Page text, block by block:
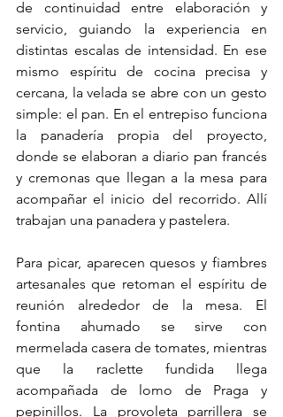
de continuidad entre elaboración y
servicio, guiando la experiencia en
distintas escalas de intensidad. En ese
mismo espíritu de cocina precisa y
cercana, la velada se abre con un gesto
simple: el pan. En el entrepiso funciona
la panadería propia del proyecto,
donde se elaboran a diario pan francés
y cremonas que llegan a la mesa para
acompañar el inicio del recorrido. Allí
trabajan una panadera y pastelera.
Para picar, aparecen quesos y fiambres
artesanales que retoman el espíritu de
reunión alrededor de la mesa. El
fontina ahumado se sirve con
mermelada casera de tomates, mientras
que la raclette fundida llega
acompañada de lomo de Praga y
pepinillos. La provoleta parrillera se